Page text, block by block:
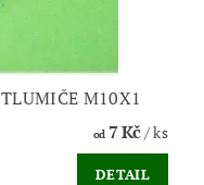
M10X1
od7 Kč/ ks
DETAIL